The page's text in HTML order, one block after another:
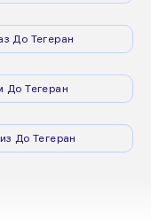
До Тегеран
До Тегеран
До Тегеран